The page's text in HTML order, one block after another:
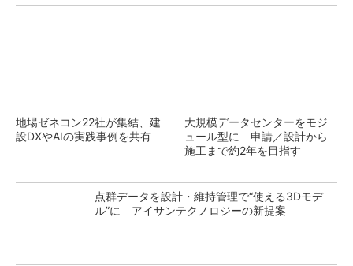
地場ゼネコン22社が集結、建
設DXやAIの実践事例を共有
大規模データセンターをモジ
ュール型に 申請／設計から
施工まで約2年を目指す
点群データを設計・維持管理で“使える3Dモデ
ル”に アイサンテクノロジーの新提案